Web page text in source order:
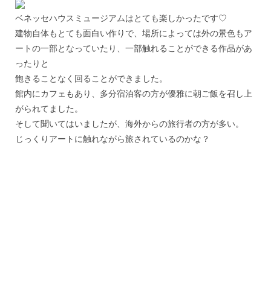
ベネッセハウスミュージアムはとても楽しかったです♡
建物自体もとても面白い作りで、 場所によっては外の景色もア
ートの一部となっていたり、 一部触れることができる作品があ
ったりと
飽きることなく回ることができました。
館内にカフェもあり、 多分宿泊客の方が優雅に朝ご飯を召し上
がられてました。
そして聞いてはいましたが、海外からの旅行者の方が多い。
じっくりアートに触れながら旅されているのかな？